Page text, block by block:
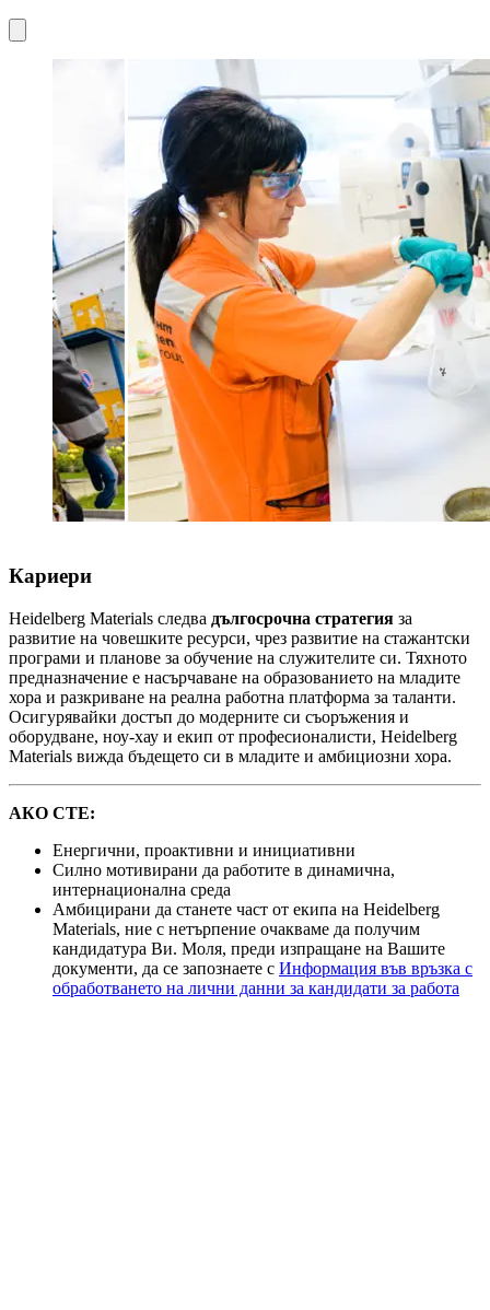
Кариери
Heidelberg Materials следва дългосрочна стратегия за
развитие на човешките ресурси, чрез развитие на стажантски
програми и планове за обучение на служителите си. Тяхното
предназначение е насърчаване на образованието на младите
хора и разкриване на реална работна платформа за таланти.
Осигурявайки достъп до модерните си съоръжения и
оборудване, ноу-хау и екип от професионалисти, Heidelberg
Materials вижда бъдещето си в младите и амбициозни хора.
АКО СТЕ:
Енергични, проактивни и инициативни
Силно мотивирани да работите в динамична,
интернационална среда
Амбицирани да станете част от екипа на Heidelberg
Materials, ние с нетърпение очакваме да получим
кандидатура Ви. Моля, преди изпращане на Вашите
документи, да се запознаете с Информация във връзка с
обработването на лични данни за кандидати за работа